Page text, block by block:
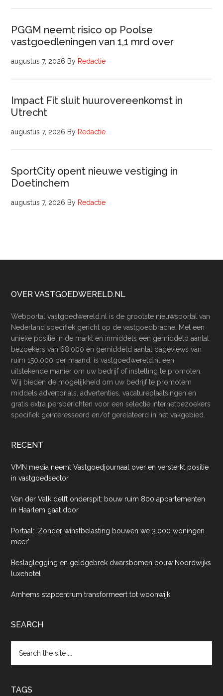
PGGM neemt risico op Poolse
vastgoedleningen van 1,1 mrd over
augustus 7, 2026 By Redactie
Impact Fit sluit huurovereenkomst in
Utrecht
augustus 7, 2026 By Redactie
SportCity opent nieuwe vestiging in
Doetinchem
augustus 7, 2026 By Redactie
Footer
OVER VASTGOEDWERELD.NL
Webportal vastgoedwereld.nl is de grootste nieuwsportal van
Nederland specifiek gericht op de vastgoedbrache. Met een
unieke positie in de markt en inmiddels een gemiddeld aantal
bezoekers van 68.000 en gemiddeld aantal pageviews van
ruim 150.000 per maand, is vastgoedwereld.nl een
uitstekende manier om uw bedrijf of instelling te promoten.
Wij bieden de mogelijkheid om uw bedrijf te promotem
middels advertorials, advertenties, vacatureplaatsingen en
gratis extra persberichten voor een selectie internetbezoekers
specifiek geïnteresseerd en/of gerelateerd in het vakgebied.
RECENT
VMN media neemt Vastgoedjournaal over en versterkt positie
in vastgoedsector
Van der Valk delft onderspit: bouw ruim 800 appartementen
in Haarlem gaat door
Portaal: ‘Zonder winstbelasting bouwen we 3.000 woningen
meer’
Beslaglegging en geldgebrek dwarsbomen bouw Noordwijks
luxehotel
Arnhems stapcentrum transformeert tot woonwijk
SEARCH
the
TAGS